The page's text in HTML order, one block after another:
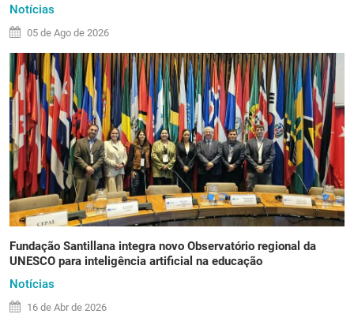
Notícias
05 de Ago de 2026
Fundação Santillana integra novo Observatório regional da
UNESCO para inteligência artificial na educação
Notícias
16 de Abr de 2026